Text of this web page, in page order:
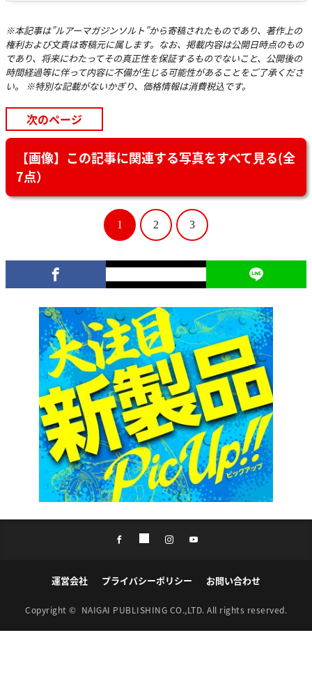
※本記事は”ルアーマガジンソルト”から寄稿されたものであり、著作上の
権利および文責は寄稿元に属します。なお、掲載内容は公開日時点のもの
であり、将来にわたってその真正性を保証するものでないこと、公開後の
時間経過等に伴って内容に不備が生じる可能性があることをご了承くださ
い。 ※特別な記載がないかぎり、価格情報は消費税込です。
次のページ
【画像】この記事に関連する写真をすべて見る(全
7点）
1 2 3
運営会社 プライバシーポリシー お問い合わせ
Copyright © NAIGAI PUBLISHING CO.,LTD. All rights reserved.